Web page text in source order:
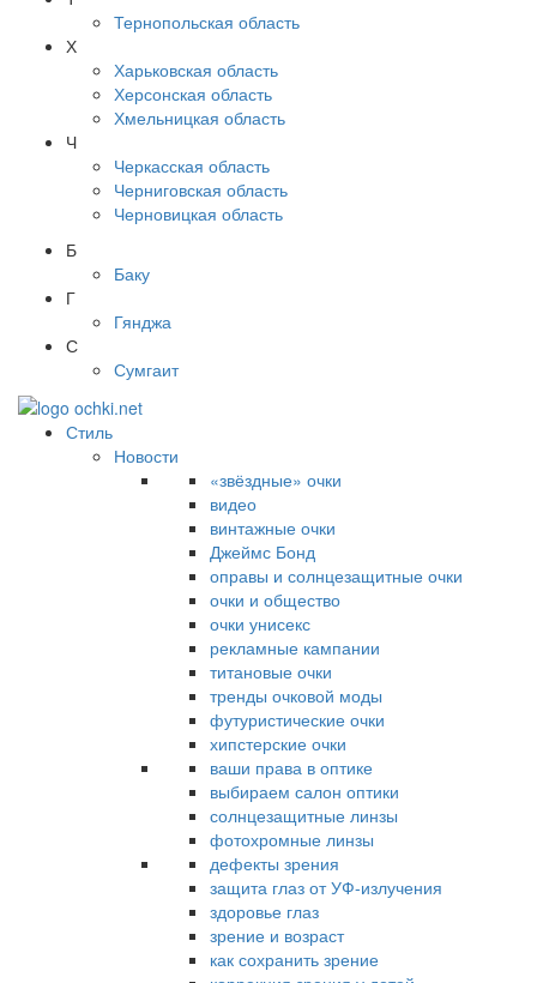
Тернопольская область
Х
Харьковская область
Херсонская область
Хмельницкая область
Ч
Черкасская область
Черниговская область
Черновицкая область
Б
Баку
Г
Гянджа
С
Сумгаит
Стиль
Новости
«звёздные» очки
видео
винтажные очки
Джеймс Бонд
оправы и солнцезащитные очки
очки и общество
очки унисекс
рекламные кампании
титановые очки
тренды очковой моды
футуристические очки
хипстерские очки
ваши права в оптике
выбираем салон оптики
солнцезащитные линзы
фотохромные линзы
дефекты зрения
защита глаз от УФ-излучения
здоровье глаз
зрение и возраст
как сохранить зрение